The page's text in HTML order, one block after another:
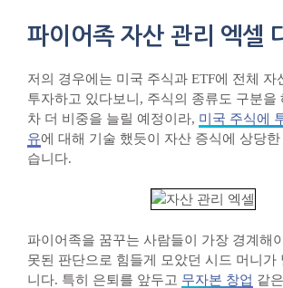
파이어족 자산 관리 엑셀
저의 경우에는 미국 주식과 ETF에 전체 자
투자하고 있다보니, 주식의 종류도 구분을
차 더 비중을 늘릴 예정이라, 미국 주식에
유에 대해 기술 했듯이 자산 증식에 상당
습니다.
파이어족을 꿈꾸는 사람들이 가장 경계해
못된 판단으로 힘들게 모았던 시드 머니가
니다. 특히 은퇴를 앞두고 무자본 창업 같